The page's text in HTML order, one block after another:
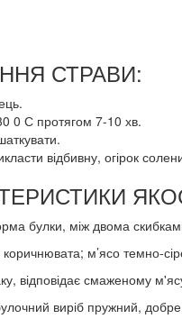
СТРАВИ:
0 С протягом 7-10 хв.
відбивну, огірок
булки, між двома
м’ясо темно-
відповідає смаженому
виріб пружний,